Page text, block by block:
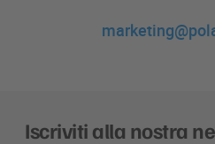
Iscriviti alla nostra